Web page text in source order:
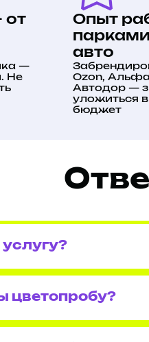
от
—
Не
Опыт
авто
Ozon,
Автодор —
уложиться
бюджет
услугу?
цветопробу?